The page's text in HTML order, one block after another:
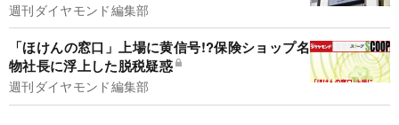
週刊ダイヤモンド編集部
「ほけんの窓口」上場に黄信号!?保険ショップ名
物社長に浮上した脱税疑惑
週刊ダイヤモンド編集部